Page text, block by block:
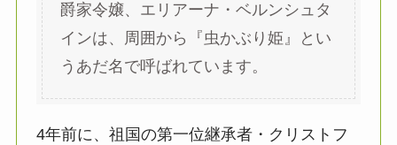
爵家令嬢、エリアーナ・ベルンシュタ
インは、周囲から『虫かぶり姫』とい
うあだ名で呼ばれています。
4年前に、祖国の第一位継承者・クリストフ